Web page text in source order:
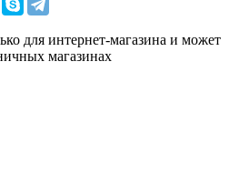
для интернет-магазина и может
магазинах